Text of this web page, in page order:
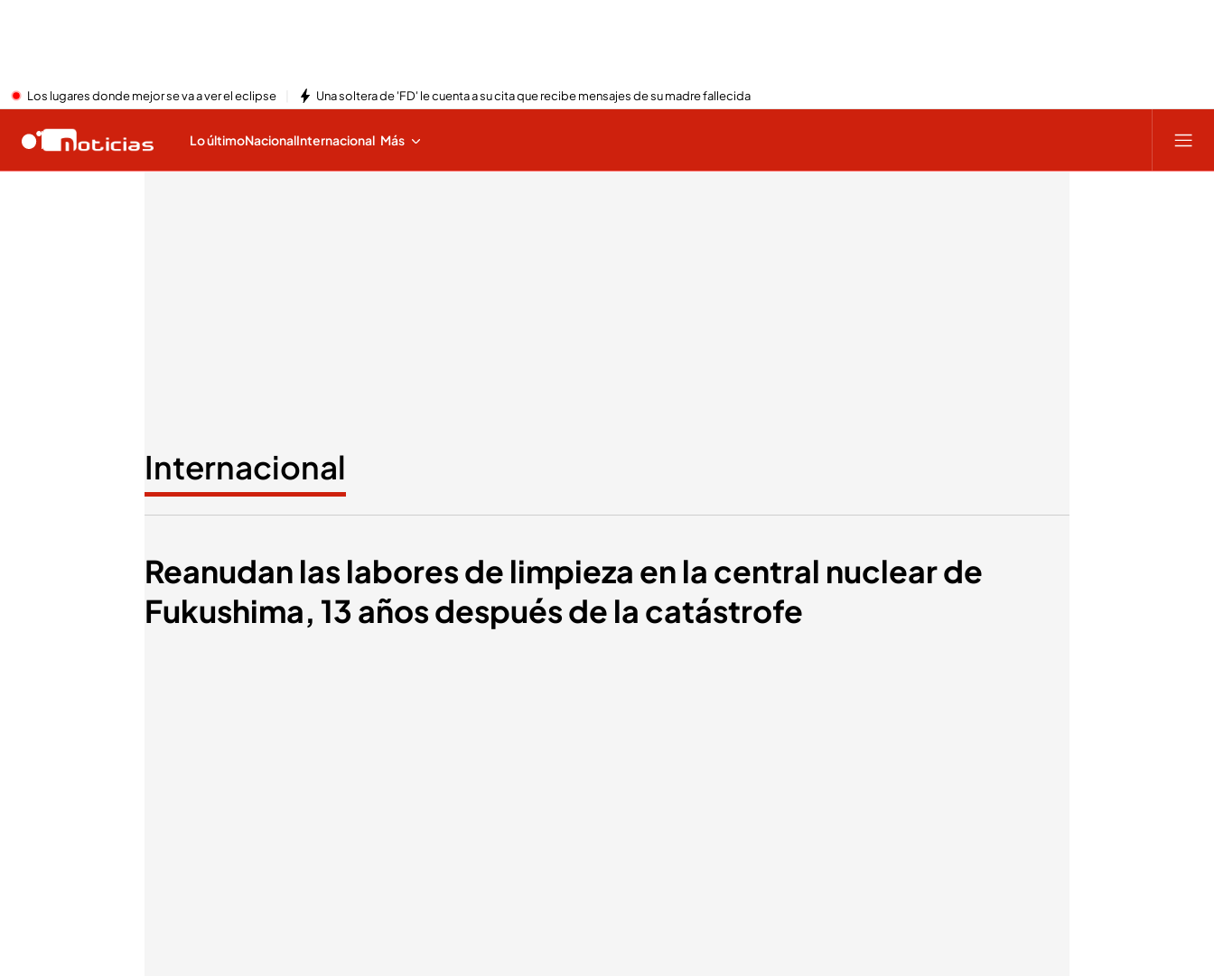
Los lugares donde mejor se va a ver el eclipse Una soltera de 'FD' le cuenta a su cita que recibe mensajes de su madre fallecida
Lo últimoNacionalInternacional Más
Internacional
Reanudan las labores de limpieza en la central nuclear de
Fukushima, 13 años después de la catástrofe